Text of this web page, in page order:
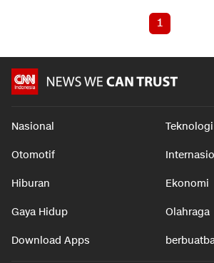
1
Nasional Teknologi
Otomotif
Hiburan Ekonomi
Gaya Hidup Olahraga
Download Apps